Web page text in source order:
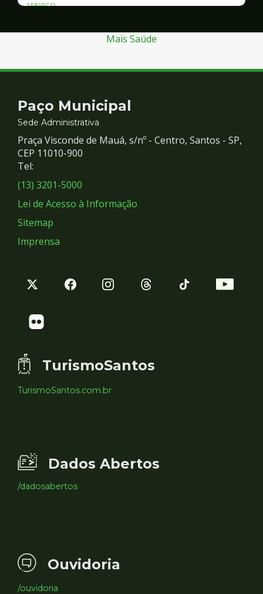
SERVICO
Mais Saúde
Contato
e
Redes
Sociais
Paço Municipal
Sede Administrativa
Praça Visconde de Mauá, s/nº - Centro, Santos - SP,
CEP 11010-900
Tel:
(13) 3201-5000
Lei de Acesso à Informação
Sitemap
Imprensa
TurismoSantos
TurismoSantos.com.br
Dados Abertos
/dadosabertos
Ouvidoria
/ouvidoria